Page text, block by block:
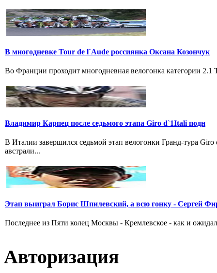
В многодневке Tour de l`Aude россиянка Оксана Козончук
Во Франции проходит многодневная велогонка категории
Владимир Карпец после седьмого этапа Giro d`1Itali подн
В Италии завершился седьмой этап велогонки Гранд-тура
австрали...
Этап выиграл Борис Шпилевский, а всю гонку - Сергей
Последнее из Пяти колец Москвы - Кремлевское - как и
Авторизация